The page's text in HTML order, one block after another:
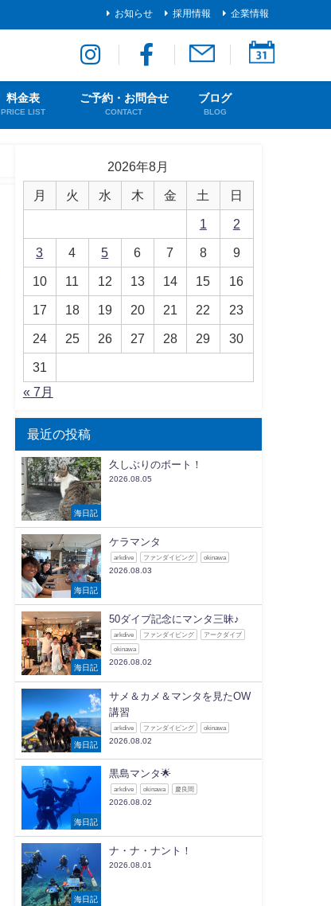
お知らせ 採用情報 企業情報
料金表
PRICE LIST
ご予約・お問合せ
CONTACT
ブログ
BLOG
2026年8月
月 火 水 木 金 土 日
1 2
3 4 5 6 7 8 9
10 11 12 13 14 15 16
17 18 19 20 21 22 23
24 25 26 27 28 29 30
31
« 7月
最近の投稿
海日記
久しぶりのボート！
2026.08.05
海日記
ケラマンタ
arkdive ファンダイビング okinawa
2026.08.03
海日記
50ダイブ記念にマンタ三昧♪
arkdive ファンダイビング アークダイブ
okinawa
2026.08.02
海日記
サメ＆カメ＆マンタを見たOW
講習
arkdive ファンダイビング okinawa
2026.08.02
海日記
黒島マンタ🌟
arkdive okinawa 慶良間
2026.08.02
海日記
ナ・ナ・ナント！
2026.08.01